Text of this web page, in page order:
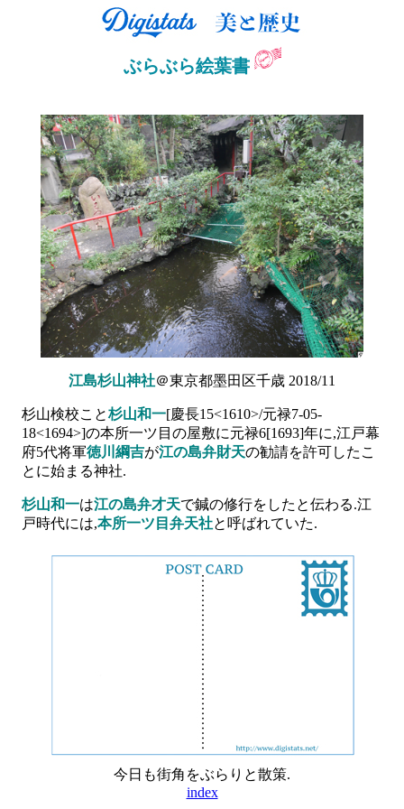
ぶらぶら絵葉書
江島杉山神社＠東京都墨田区千歳 2018/11
杉山検校こと杉山和一[慶長15<1610>/元禄7-05-
18<1694>]の本所一ツ目の屋敷に元禄6[1693]年に,江戸幕
府5代将軍徳川綱吉が江の島弁財天の勧請を許可したこ
とに始まる神社.
杉山和一は江の島弁才天で鍼の修行をしたと伝わる.江
戸時代には,本所一ツ目弁天社と呼ばれていた.
今日も街角をぶらりと散策.
index